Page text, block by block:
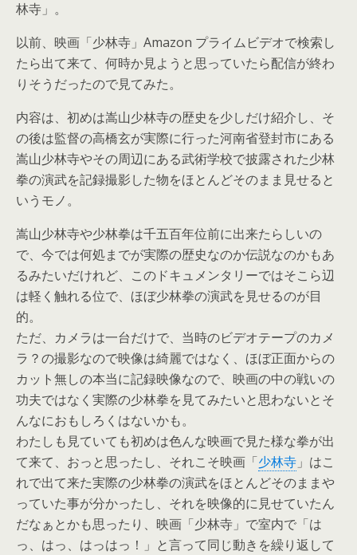
林寺」。
以前、映画「少林寺」Amazon プライムビデオで検索し
たら出て来て、何時か見ようと思っていたら配信が終わ
りそうだったので見てみた。
内容は、初めは嵩山少林寺の歴史を少しだけ紹介し、そ
の後は監督の高橋玄が実際に行った河南省登封市にある
嵩山少林寺やその周辺にある武術学校で披露された少林
拳の演武を記録撮影した物をほとんどそのまま見せると
いうモノ。
嵩山少林寺や少林拳は千五百年位前に出来たらしいの
で、今では何処までが実際の歴史なのか伝説なのかもあ
るみたいだけれど、このドキュメンタリーではそこら辺
は軽く触れる位で、ほぼ少林拳の演武を見せるのが目
的。
ただ、カメラは一台だけで、当時のビデオテープのカメ
ラ？の撮影なので映像は綺麗ではなく、ほぼ正面からの
カット無しの本当に記録映像なので、映画の中の戦いの
功夫ではなく実際の少林拳を見てみたいと思わないとそ
んなにおもしろくはないかも。
わたしも見ていても初めは色んな映画で見た様な拳が出
て来て、おっと思ったし、それこそ映画「少林寺 」はこ
れで出て来た実際の少林拳の演武をほとんどそのままや
っていた事が分かったし、それを映像的に見せていたん
だなぁとかも思ったり、映画「少林寺」で室内で「は
っ、はっ、はっはっ！」と言って同じ動きを繰り返して